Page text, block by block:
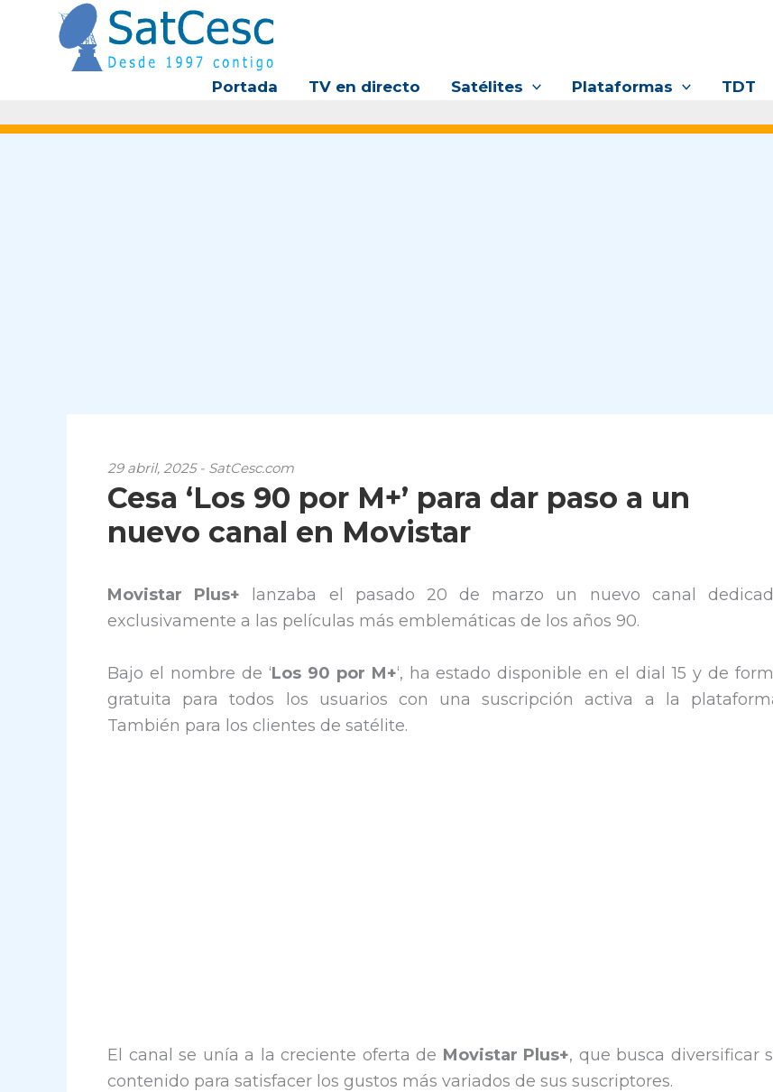
contenido
Portada TV en directo Satélites Plataformas TDT
29 abril, 2025 - SatCesc.com
Cesa ‘Los 90 por M+’ para dar paso a un
nuevo canal en Movistar
Movistar Plus+ lanzaba el pasado 20 de marzo un nuevo canal
exclusivamente a las películas más emblemáticas de los años 90.
Bajo el nombre de ‘Los 90 por M+‘, ha estado disponible en el dial 15 y de
gratuita para todos los usuarios con una suscripción activa a la
También para los clientes de satélite.
El canal se unía a la creciente oferta de Movistar Plus+, que busca diversificar
contenido para satisfacer los gustos más variados de sus suscriptores.